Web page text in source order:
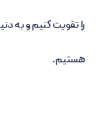
را تقویت کنیم و به
هستیم.